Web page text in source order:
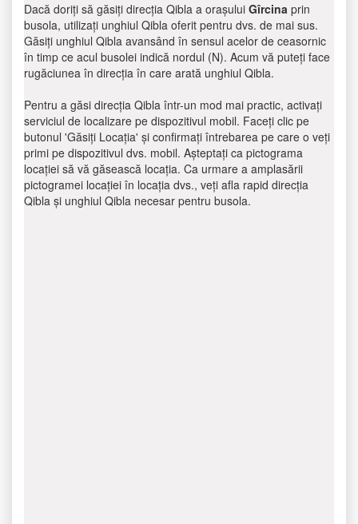
Dacă doriți să găsiți direcția Qibla a orașului Gîrcina prin
busola, utilizați unghiul Qibla oferit pentru dvs. de mai sus.
Găsiți unghiul Qibla avansând în sensul acelor de ceasornic
în timp ce acul busolei indică nordul (N). Acum vă puteți face
rugăciunea în direcția în care arată unghiul Qibla.
Pentru a găsi direcția Qibla într-un mod mai practic, activați
serviciul de localizare pe dispozitivul mobil. Faceți clic pe
butonul 'Găsiți Locația' și confirmați întrebarea pe care o veți
primi pe dispozitivul dvs. mobil. Așteptați ca pictograma
locației să vă găsească locația. Ca urmare a amplasării
pictogramei locației în locația dvs., veți afla rapid direcția
Qibla și unghiul Qibla necesar pentru busola.